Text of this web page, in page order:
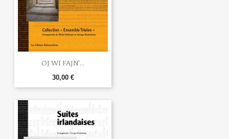
OJ WI FAJN'...
30,00 €